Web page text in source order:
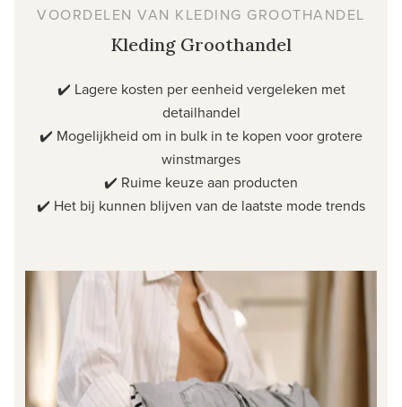
VOORDELEN VAN KLEDING GROOTHANDEL
Kleding Groothandel
✔️ Lagere kosten per eenheid vergeleken met
detailhandel
✔️ Mogelijkheid om in bulk in te kopen voor grotere
winstmarges
✔️ Ruime keuze aan producten
✔️ Het bij kunnen blijven van de laatste mode trends